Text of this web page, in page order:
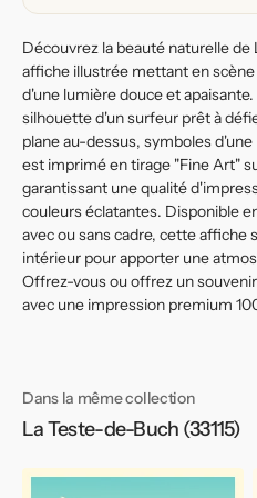
dunes
dorées
dunes
dorées
Découvrez la beauté naturelle
affiche illustrée mettant en
d'une lumière douce et
silhouette d'un surfeur prêt à
plane au-dessus, symboles
est imprimé en tirage "Fine Art"
garantissant une qualité
couleurs éclatantes. Disponible
avec ou sans cadre, cette affiche
intérieur pour apporter une
Offrez-vous ou offrez un
avec une impression premium
Dans la même collection
La Teste-de-Buch (33115)
Affiche